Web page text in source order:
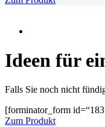
Ideen für
Falls Sie noch nicht
[forminator_form
Zum Produkt